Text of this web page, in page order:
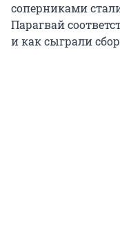
соперниками
Парагвай
и как сыграли